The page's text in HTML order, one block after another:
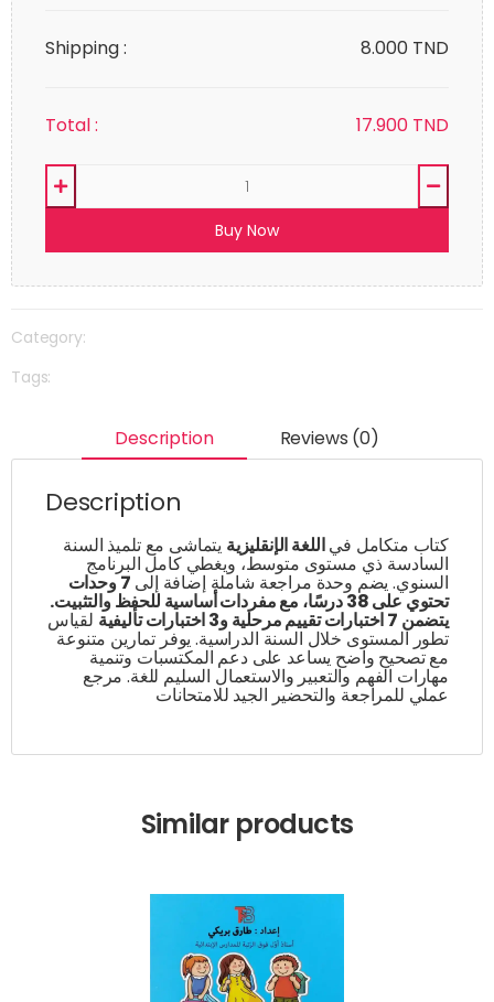
Shipping : 8.000 TND
Total : 17.900 TND
Buy Now
Category:
Tags:
Description Reviews (0)
Description
كتاب متكامل فياللغة الإنقليزية يتماشى مع تلميذ السنة
السادسة ذي مستوى متوسط، ويغطي كامل البرنامج
السنوي. يضم وحدة مراجعة شاملة إضافة إلى 7 وحدات
تحتوي على 38 درسًا، مع مفردات أساسية للحفظ والتثبيت.
يتضمن 7 اختبارات تقييم مرحلية و3 اختبارات تأليفية لقياس
تطور المستوى خلال السنة الدراسية. يوفر تمارين متنوعة
مع تصحيح واضح يساعد على دعم المكتسبات وتنمية
مهارات الفهم والتعبير والاستعمال السليم للغة. مرجع
عملي للمراجعة والتحضير الجيد للامتحانات
Similar products